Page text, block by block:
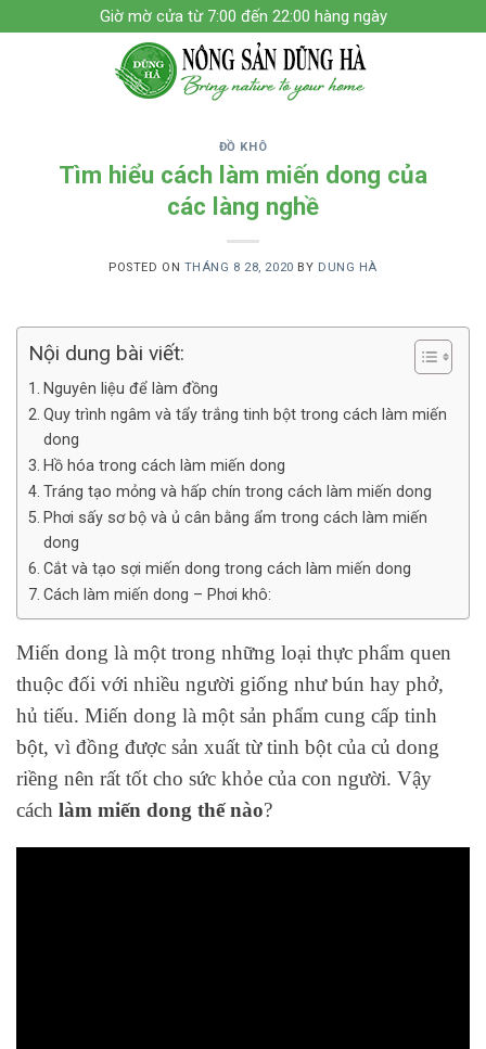
to
Giờ mờ cửa từ 7:00 đến 22:00 hàng ngày
ĐỒ KHÔ
Tìm hiểu cách làm miến dong của
các làng nghề
POSTED ON THÁNG 8 28, 2020 BY DUNG HÀ
Nội dung bài viết:
Nguyên liệu để làm đồng
Quy trình ngâm và tẩy trắng tinh bột trong cách làm miến
dong
Hồ hóa trong cách làm miến dong
Tráng tạo mỏng và hấp chín trong cách làm miến dong
Phơi sấy sơ bộ và ủ cân bằng ẩm trong cách làm miến
dong
Cắt và tạo sợi miến dong trong cách làm miến dong
Cách làm miến dong – Phơi khô:
Miến dong là một trong những loại thực phẩm quen
thuộc đối với nhiều người giống như bún hay phở,
hủ tiếu. Miến dong là một sản phẩm cung cấp tinh
bột, vì đồng được sản xuất từ ​​tinh bột của củ dong
riềng nên rất tốt cho sức khỏe của con người. Vậy
cách làm miến dong thế nào?